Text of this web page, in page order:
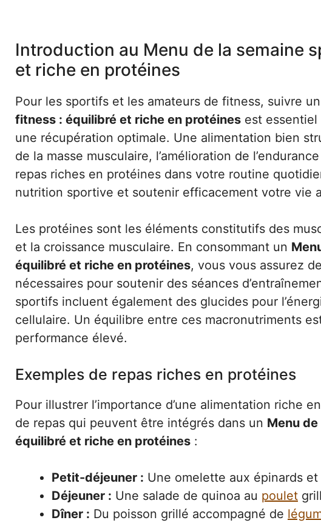
Introduction au Menu de la semaine
et riche en protéines
Pour les sportifs et les amateurs de fitness, suivre un
fitness : équilibré et riche en protéines est
une récupération optimale. Une alimentation bien
de la masse musculaire, l’amélioration de
repas riches en protéines dans votre routine
nutrition sportive et soutenir efficacement votre vie
Les protéines sont les éléments constitutifs des
et la croissance musculaire. En consommant un
équilibré et riche en protéines, vous vous assurez
nécessaires pour soutenir des séances
sportifs incluent également des glucides pour
cellulaire. Un équilibre entre ces macronutriments
performance élevé.
Exemples de repas riches en protéines
Pour illustrer l’importance d’une alimentation riche
de repas qui peuvent être intégrés dans un Menu
équilibré et riche en protéines :
Petit-déjeuner : Une omelette aux épinards
Déjeuner : Une salade de quinoa au poulet
Dîner : Du poisson grillé accompagné de